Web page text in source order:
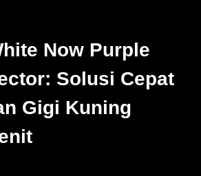
Now Purple
Solusi Cepat
Gigi Kuning